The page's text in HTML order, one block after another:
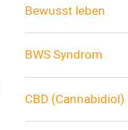
Bewusst leben
BWS Syndrom
CBD (Cannabidiol)